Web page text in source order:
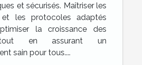
et sécurisés. Maîtriser les
et les protocoles adaptés
la croissance des
en assurant un
sain pour tous....